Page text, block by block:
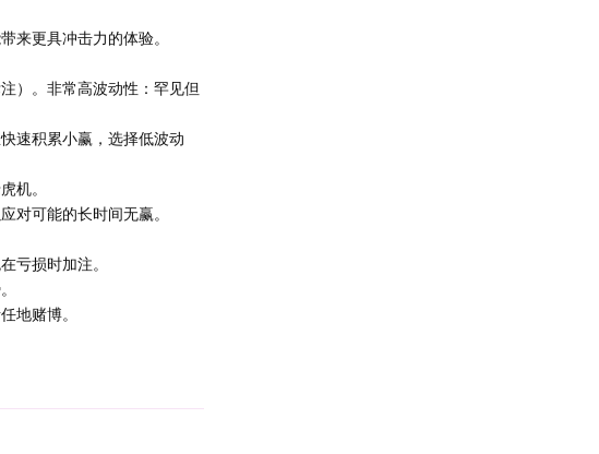
来更具冲击力的体验。
）。非常高波动性：罕见但
速积累小赢，选择低波动
机。
对可能的长时间无赢。
亏损时加注。
地赌博。